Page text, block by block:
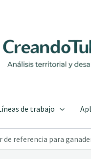
de trabajo
de referencia para